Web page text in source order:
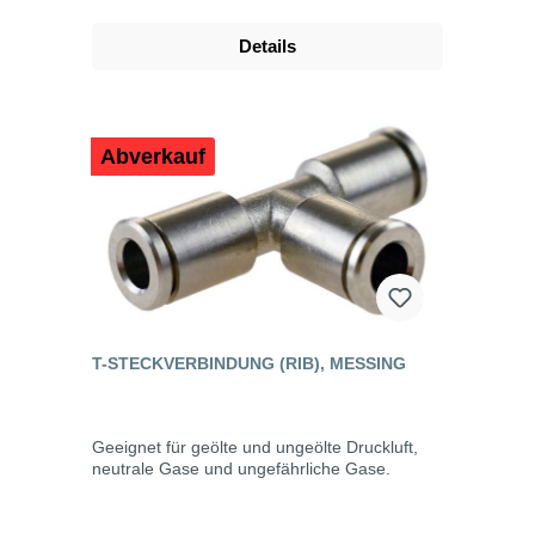
Details
Abverkauf
T-STECKVERBINDUNG (RIB), MESSING
Geeignet für geölte und ungeölte Druckluft,
neutrale Gase und ungefährliche Gase.